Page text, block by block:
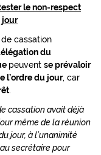
le non-respect
jour
de cassation
du
peuvent se prévaloir
l’ordre du jour, car
t.
cassation avait déjà
même de la réunion
jour, à l’unanimité
secrétaire pour